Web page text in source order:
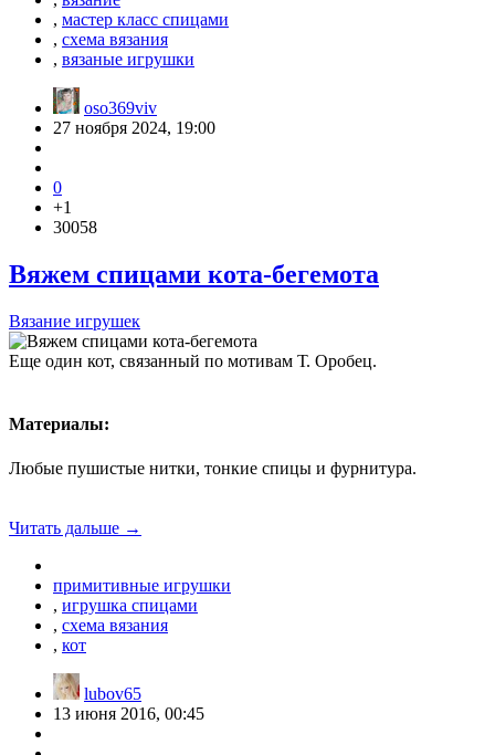
, мастер класс спицами
, схема вязания
, вязаные игрушки
oso369viv
27 ноября 2024, 19:00
0
+1
30058
Вяжем спицами кота-бегемота
Вязание игрушек
Еще один кот, связанный по мотивам Т. Оробец.
Материалы:
Любые пушистые нитки, тонкие спицы и фурнитура.
Читать дальше →
примитивные игрушки
, игрушка спицами
, схема вязания
, кот
lubov65
13 июня 2016, 00:45